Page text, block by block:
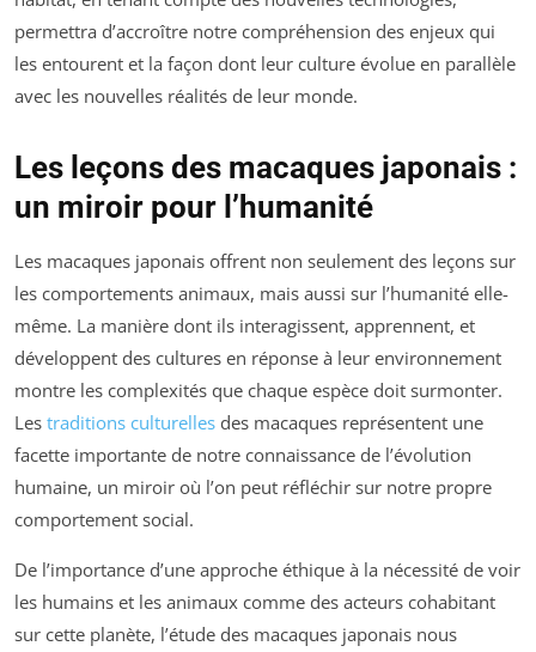
permettra d’accroître notre compréhension des enjeux qui
les entourent et la façon dont leur culture évolue en parallèle
avec les nouvelles réalités de leur monde.
Les leçons des macaques japonais :
un miroir pour l’humanité
Les macaques japonais offrent non seulement des leçons sur
les comportements animaux, mais aussi sur l’humanité elle-
même. La manière dont ils interagissent, apprennent, et
développent des cultures en réponse à leur environnement
montre les complexités que chaque espèce doit surmonter.
Les traditions culturelles des macaques représentent une
facette importante de notre connaissance de l’évolution
humaine, un miroir où l’on peut réfléchir sur notre propre
comportement social.
De l’importance d’une approche éthique à la nécessité de voir
les humains et les animaux comme des acteurs cohabitant
sur cette planète, l’étude des macaques japonais nous